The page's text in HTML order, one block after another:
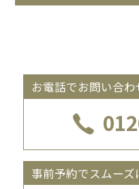
お電話でお問い合わ
事前予約でスムー